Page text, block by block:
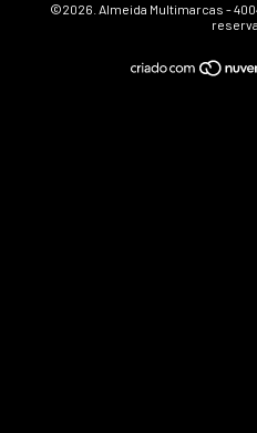
©2026. Almeida Multimarcas -